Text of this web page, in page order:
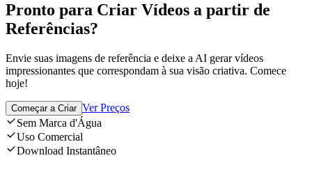
Pronto para Criar Vídeos a partir de
Referências?
Envie suas imagens de referência e deixe a AI gerar vídeos
impressionantes que correspondam à sua visão criativa. Comece
hoje!
Começar a Criar Ver Preços
Sem Marca d'Água
Uso Comercial
Download Instantâneo